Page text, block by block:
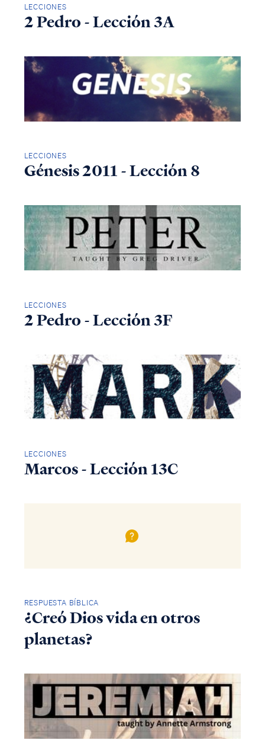
LECCIONES
2 Pedro - Lección 3A
LECCIONES
Génesis 2011 - Lección 8
LECCIONES
2 Pedro - Lección 3F
LECCIONES
Marcos - Lección 13C
RESPUESTA BÍBLICA
¿Creó Dios vida en otros
planetas?